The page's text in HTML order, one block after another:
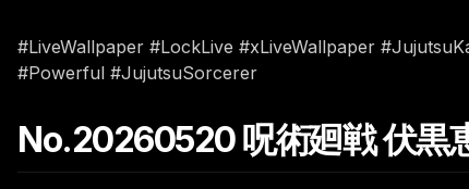
#LiveWallpaper #LockLive #xLiveWallpaper
#Powerful #JujutsuSorcerer
No.20260520 呪術廻戦 伏黒